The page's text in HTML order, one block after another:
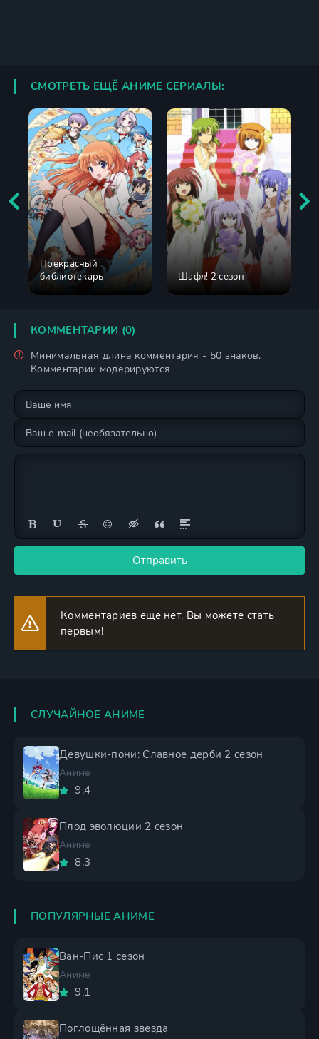
СМОТРЕТЬ ЕЩЁ АНИМЕ СЕРИАЛЫ:
Прекрасный
библиотекарь
Шафл! 2 сезон
КОММЕНТАРИИ (0)
Минимальная длина комментария - 50 знаков.
Комментарии модерируются
Отправить
Комментариев еще нет. Вы можете стать
первым!
СЛУЧАЙНОЕ АНИМЕ
Девушки-пони: Славное дерби 2 сезон
Аниме
9.4
Плод эволюции 2 сезон
Аниме
8.3
ПОПУЛЯРНЫЕ АНИМЕ
Ван-Пис 1 сезон
Аниме
9.1
Поглощённая звезда